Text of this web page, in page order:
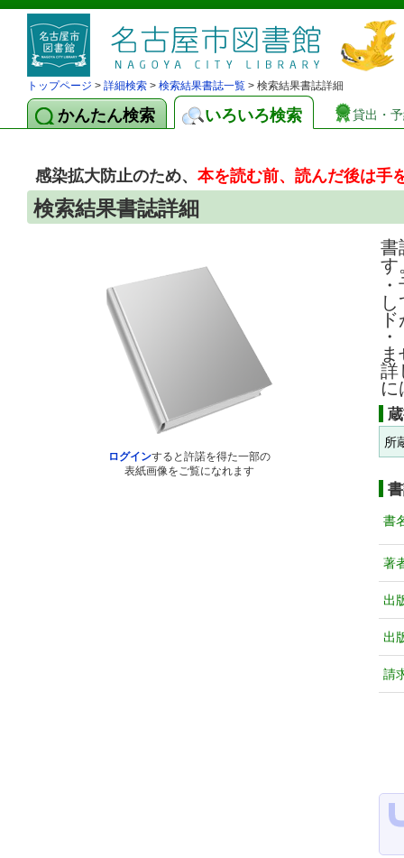
トップページ > 詳細検索 > 検索結果書誌一覧 > 検索結果書誌詳細
かんたん検索 いろいろ検索 貸出・
感染拡大防止のため、本を読む前、読んだ後は手
検索結果書誌詳細
ログインすると許諾を得た一部の
表紙画像をご覧になれます
書
す
詳
に
所
書
著
出
出
請